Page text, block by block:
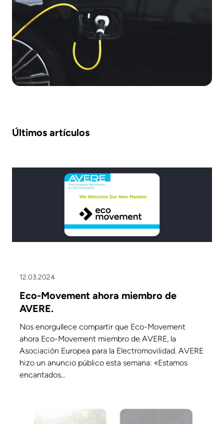
Últimos artículos
12.03.2024
Eco-Movement ahora miembro de
AVERE.
Nos enorgullece compartir que Eco-Movement
ahora Eco-Movement miembro de AVERE, la
Asociación Europea para la Electromovilidad. AVERE
hizo un anuncio público esta semana: «Estamos
encantados...